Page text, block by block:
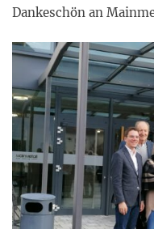
Dankeschön an